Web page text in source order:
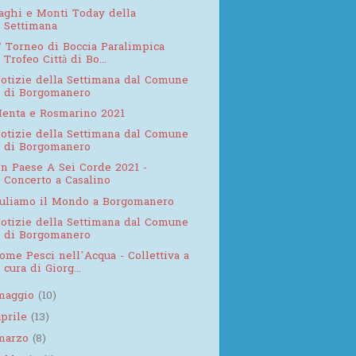
e Monti Today della
Settimana
Torneo di Boccia Paralimpica
Trofeo Città di Bo...
della Settimana dal Comune
di Borgomanero
e Rosmarino 2021
della Settimana dal Comune
di Borgomanero
Paese A Sei Corde 2021 -
Concerto a Casalino
il Mondo a Borgomanero
della Settimana dal Comune
di Borgomanero
Pesci nell’Acqua - Collettiva a
cura di Giorg...
(10)
(13)
(8)